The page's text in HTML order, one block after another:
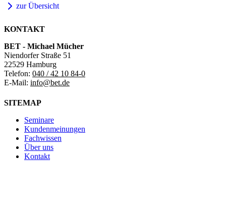
zur Übersicht
KONTAKT
BET - Michael Mücher
Niendorfer Straße 51
22529 Hamburg
Telefon: 040 / 42 10 84-0
E-Mail: info@bet.de
SITEMAP
Seminare
Kundenmeinungen
Fachwissen
Über uns
Kontakt